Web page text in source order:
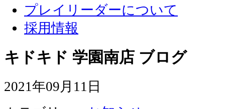
プレイリーダーについて
採用情報
キドキド 学園南店 ブログ
2021年09月11日